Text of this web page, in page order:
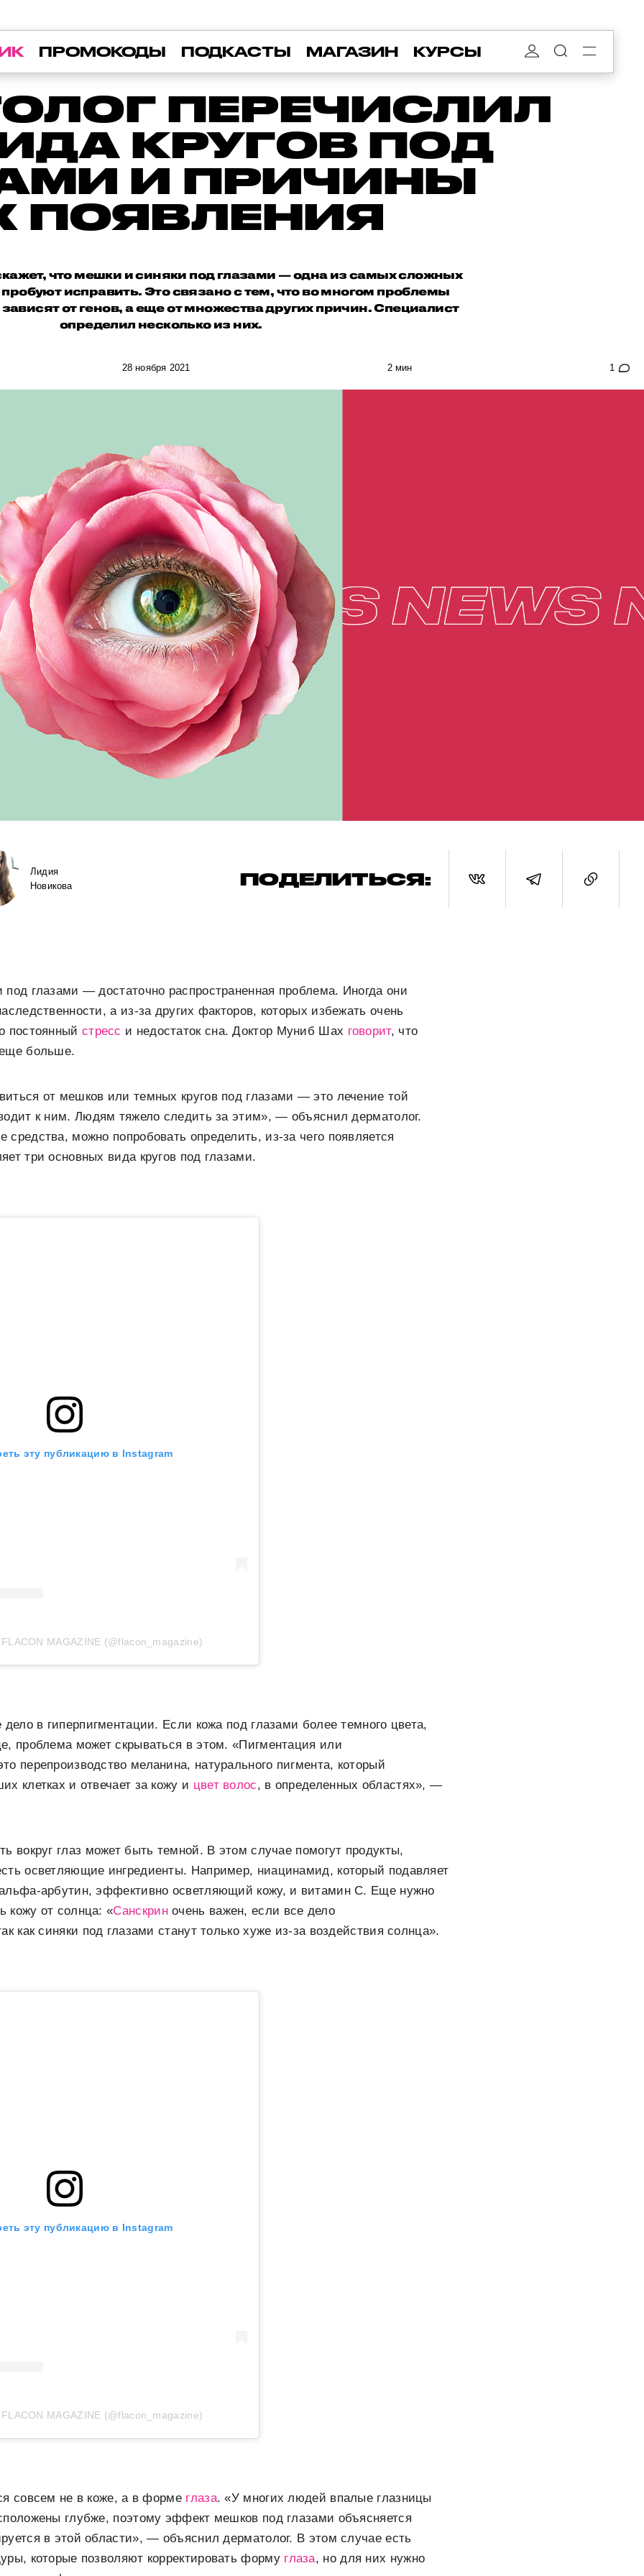
ПРОМОКОДЫ ПОДКАСТЫ МАГАЗИН КУРСЫ
ПЕРЕЧИСЛИЛ
КРУГОВ ПОД
И ПРИЧИНЫ
ПОЯВЛЕНИЯ
что мешки и синяки под глазами — одна из самых сложных
исправить. Это связано с тем, что во многом проблемы
зависят от генов, а еще от множества других причин. Специалист
определил несколько из них.
28 ноября 2021 2 мин 1
Лидия
Новикова
ПОДЕЛИТЬСЯ:
глазами — достаточно распространенная проблема. Иногда они
а из-за других факторов, которых избежать очень
постоянный стресс и недостаток сна. Доктор Муниб Шах говорит, что
больше.
от мешков или темных кругов под глазами — это лечение той
к ним. Людям тяжело следить за этим», — объяснил дерматолог.
можно попробовать определить, из-за чего появляется
три основных вида кругов под глазами.
эту публикацию в Instagram
MAGAZINE (@flacon_magazine)
в гиперпигментации. Если кожа под глазами более темного цвета,
проблема может скрываться в этом. «Пигментация или
перепроизводство меланина, натурального пигмента, который
клетках и отвечает за кожу и цвет волос, в определенных областях», —
вокруг глаз может быть темной. В этом случае помогут продукты,
осветляющие ингредиенты. Например, ниацинамид, который подавляет
арбутин, эффективно осветляющий кожу, и витамин C. Еще нужно
кожу от солнца: «Санскриночень важен, если все дело
как синяки под глазами станут только хуже из-за воздействия солнца».
эту публикацию в Instagram
MAGAZINE (@flacon_magazine)
совсем не в коже, а в форме глаза. «У многих людей впалые глазницы
глубже, поэтому эффект мешков под глазами объясняется
в этой области», — объяснил дерматолог. В этом случае есть
которые позволяют корректировать форму глаза, но для них нужно